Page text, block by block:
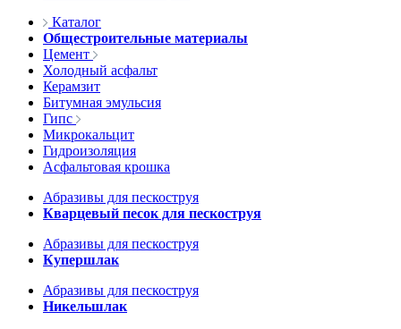
Каталог
Общестроительные материалы
Цемент
Холодный асфальт
Керамзит
Битумная эмульсия
Гипс
Микрокальцит
Гидроизоляция
Асфальтовая крошка
Абразивы для пескоструя
Кварцевый песок для пескоструя
Абразивы для пескоструя
Купершлак
Абразивы для пескоструя
Никельшлак